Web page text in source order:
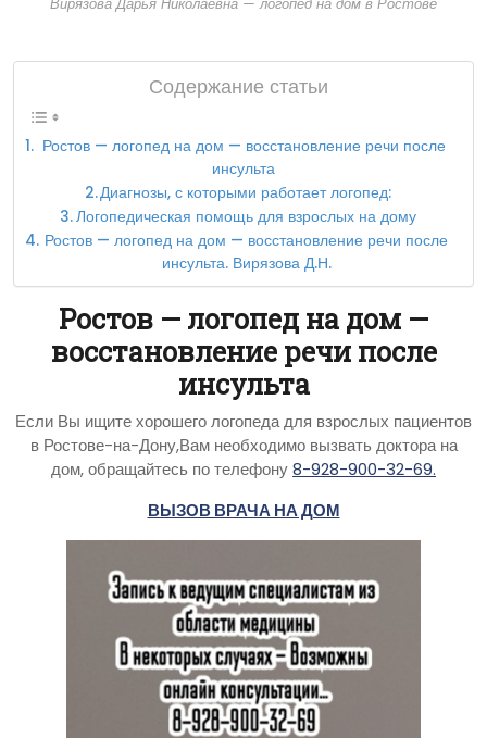
Содержание статьи
Ростов — логопед на дом — восстановление речи после
инсульта
Диагнозы, с которыми работает логопед:
Логопедическая помощь для взрослых на дому
Ростов — логопед на дом — восстановление речи после
инсульта. Вирязова Д.Н.
Ростов — логопед на дом —
восстановление речи после
инсульта
Если Вы ищите хорошего логопеда для взрослых пациентов
в Ростове-на-Дону,Вам необходимо вызвать доктора на
дом, обращайтесь по телефону8-928-900-32-69.
ВЫЗОВ ВРАЧА НА ДОМ